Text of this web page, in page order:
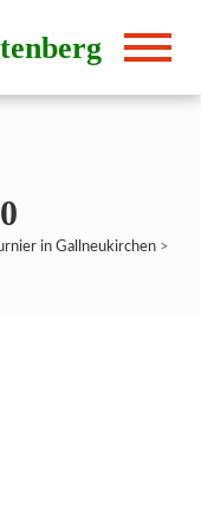
in Gallneukirchen>